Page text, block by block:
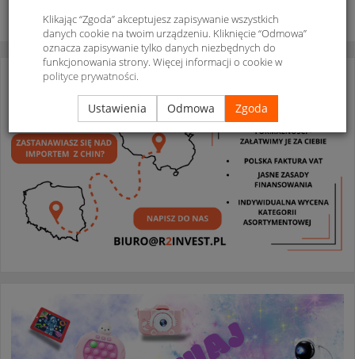
Klikając “Zgoda” akceptujesz zapisywanie wszystkich
danych cookie na twoim urządzeniu. Kliknięcie “Odmowa”
oznacza zapisywanie tylko danych niezbędnych do
funkcjonowania strony. Więcej informacji o cookie w
polityce prywatności.
Ustawienia Odmowa Zgoda